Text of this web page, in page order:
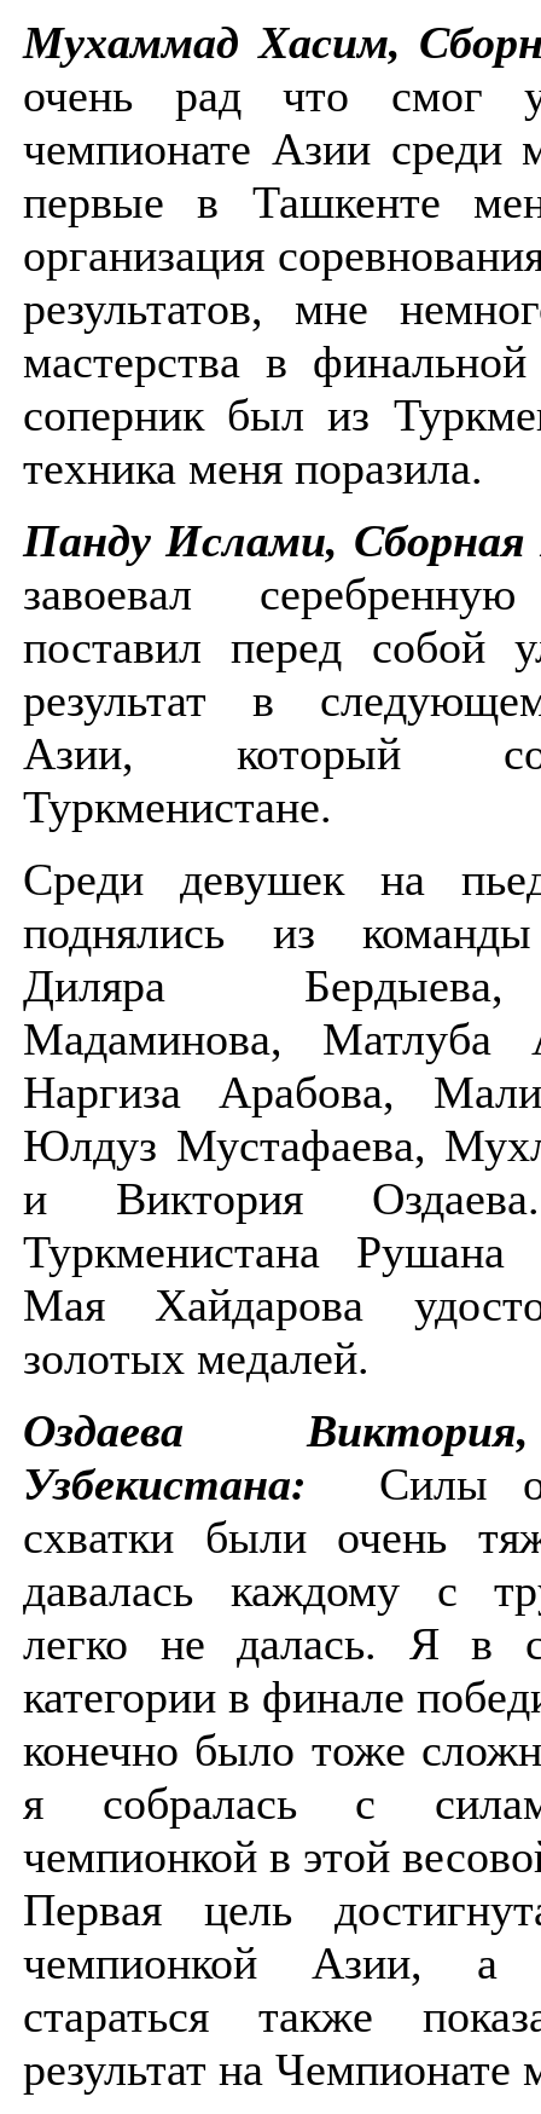
Мухаммад Хасим,
очень рад что смог
чемпионате Азии среди
первые в Ташкенте
организация
результатов, мне
мастерства в
соперник был из
техника меня поразила.
Панду Ислами, Сборная
завоевал
поставил перед собой
результат в
Азии, который
Туркменистане.
Среди девушек на
поднялись из команды
Диляра
Мадаминова, Матлуба
Наргиза Арабова,
Юлдуз Мустафаева,
и Виктория
Туркменистана
Мая Хайдарова
золотых медалей.
Оздаева
Узбекистана: Силы
схватки были очень
давалась каждому с
легко не далась. Я в
категории в финале
конечно было тоже
я собралась с
чемпионкой в этой
Первая цель
чемпионкой Азии, а
стараться также
результат на Чемпионате